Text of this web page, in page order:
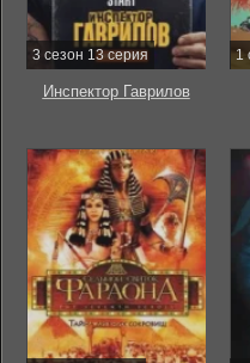
3 сезон 13 серия
Инспектор Гаврилов
1